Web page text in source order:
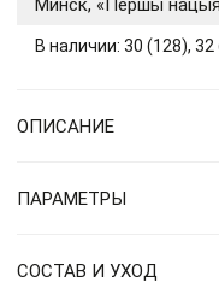
Минск, «Першы
В наличии: 30 (128),
ОПИСАНИЕ
ПАРАМЕТРЫ
СОСТАВ И УХОД